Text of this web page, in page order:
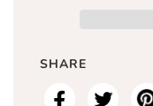
.
.
SHARE